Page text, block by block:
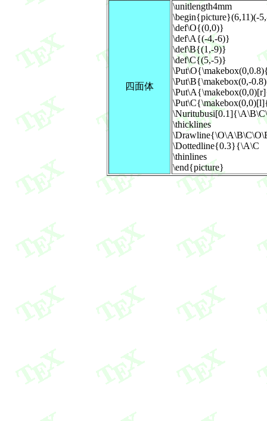
四面体
\unitlength4mm
\begin{picture}(6,11)(-
\def\O{(0,0)}
\def\A{(-4,-6)}
\def\B{(1,-9)}
\def\C{(5,-5)}
\Put\B{\makebox(0,-
\thicklines
\Dottedline{0.3}{\A\C
\thinlines
\end{picture}